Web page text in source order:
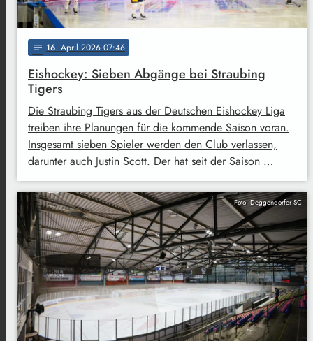
notes 16. April 2026 07:46
Eishockey: Sieben Abgänge bei Straubing
Tigers
Die Straubing Tigers aus der Deutschen Eishockey Liga
treiben ihre Planungen für die kommende Saison voran.
Insgesamt sieben Spieler werden den Club verlassen,
darunter auch Justin Scott. Der hat seit der Saison …
Foto: Deggendorfer SC